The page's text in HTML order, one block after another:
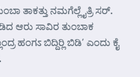
ತಾಕತ್ತು ನಮಗೆಲ್ಲೈತ್ರಿ ಸರ್.
ಆರು ಸಾವಿರ ತುಂಬಾಕ
ಹಂಗಽ ಬಿದ್ದಿರ್‍ಲಿ ಬಿಡಿ’ ಎಂದು ಕೈ